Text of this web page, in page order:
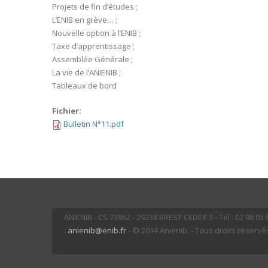
Projets de fin d’études ;
L’ENIB en grève… ;
Nouvelle option à l’ENIB ;
Taxe d’apprentissage ;
Assemblée Générale ;
La vie de l’ANIENIB ;
Tableaux de bord
Fichier:
Bulletin N°11.pdf
ANIENIB - CS 73862 - 29238 BREST CEDEX 3 - Tél : 02 98
: anienib@enib.fr - © 2014 Anienib - Tous droits